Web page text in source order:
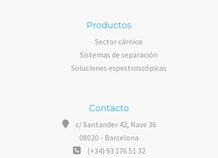
Productos
Sector cárnico
Sistemas de separación
Soluciones espectroscópicas
Contacto
c/ Santander 42, Nave 36
08020 - Barcelona
(+34) 93 176 51 32